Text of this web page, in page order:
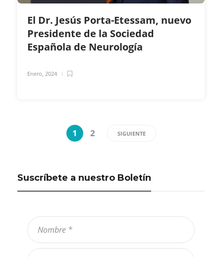
El Dr. Jesús Porta-Etessam, nuevo
Presidente de la Sociedad
Española de Neurología
Enero, 2024
1 2 SIGUIENTE
Suscríbete a nuestro Boletín